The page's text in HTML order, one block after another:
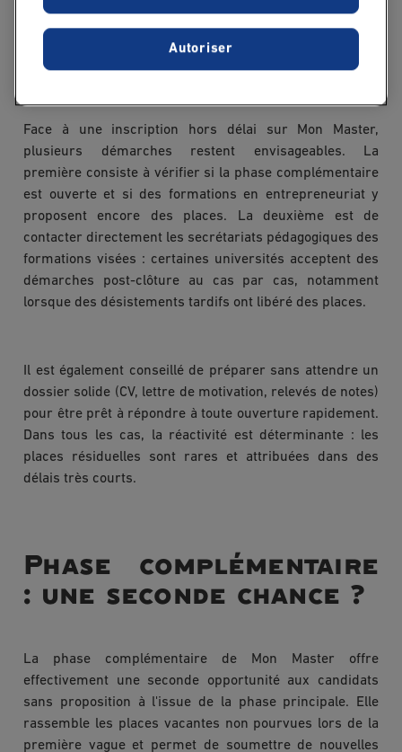
Que faire si vous avez
manqué la date limite
sur Mon Master ?
Face à une inscription hors délai sur Mon Master,
plusieurs démarches restent envisageables. La
première consiste à vérifier si la phase complémentaire
est ouverte et si des formations en entrepreneuriat y
proposent encore des places. La deuxième est de
contacter directement les secrétariats pédagogiques des
formations visées : certaines universités acceptent des
démarches post-clôture au cas par cas, notamment
lorsque des désistements tardifs ont libéré des places.
Il est également conseillé de préparer sans attendre un
dossier solide (CV, lettre de motivation, relevés de notes)
pour être prêt à répondre à toute ouverture rapidement.
Dans tous les cas, la réactivité est déterminante : les
places résiduelles sont rares et attribuées dans des
délais très courts.
Phase complémentaire
: une seconde chance ?
La phase complémentaire de Mon Master offre
effectivement une seconde opportunité aux candidats
sans proposition à l'issue de la phase principale. Elle
rassemble les places vacantes non pourvues lors de la
première vague et permet de soumettre de nouvelles
Autoriser